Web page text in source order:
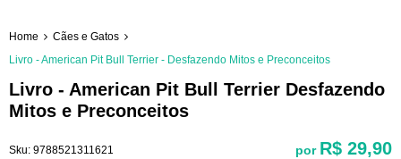
Home
Cães e Gatos
Livro - American Pit Bull Terrier - Desfazendo Mitos e Preconceitos
Livro - American Pit Bull Terrier Desfazendo
Mitos e Preconceitos
Sku: 9788521311621
por R$ 29,90